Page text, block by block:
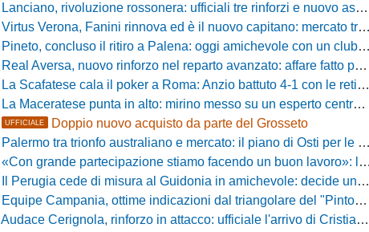
Lanciano, rivoluzione rossonera: ufficiali tre rinforzi e nuovo assetto al vertice del club
Virtus Verona, Fanini rinnova ed è il nuovo capitano: mercato tra colpi esperti e l'addio a Daffara
Pineto, concluso il ritiro a Palena: oggi amichevole con un club di D verso la Coppa
Real Aversa, nuovo rinforzo nel reparto avanzato: affare fatto per Della Pietra
La Scafatese cala il poker a Roma: Anzio battuto 4-1 con le reti di Palmieri, Esposito, Suhs e Maggio
La Maceratese punta in alto: mirino messo su un esperto centrocampista
UFFICIALE Doppio nuovo acquisto da parte del Grosseto
Palermo tra trionfo australiano e mercato: il piano di Osti per le uscite e la suggestione Almena
«Con grande partecipazione stiamo facendo un buon lavoro»: la carica di mister Bonera accende la Pro Vercelli
Il Perugia cede di misura al Guidonia in amichevole: decide un rigore di Zuppel a Bastia
Equipe Campania, ottime indicazioni dal triangolare del "Pinto": il report
Audace Cerignola, rinforzo in attacco: ufficiale l'arrivo di Cristian Padula dal Torino